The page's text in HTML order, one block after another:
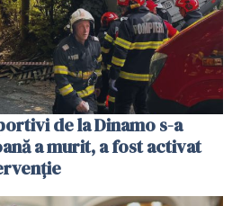
de la Dinamo s-a
a murit, a fost activat